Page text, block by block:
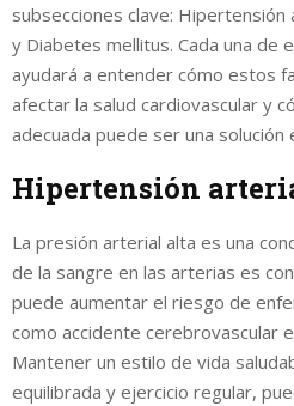
subsecciones clave:
y Diabetes mellitus. Cada una de
ayudará a entender cómo estos
afectar la salud cardiovascular y
adecuada puede ser una solución
Hipertensión
La presión arterial alta es una
de la sangre en las arterias es
puede aumentar el riesgo de
como accidente cerebrovascular
Mantener un estilo de vida
equilibrada y ejercicio regular,